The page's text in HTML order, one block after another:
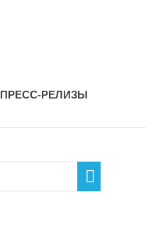
ПРЕСС-РЕЛИЗЫ